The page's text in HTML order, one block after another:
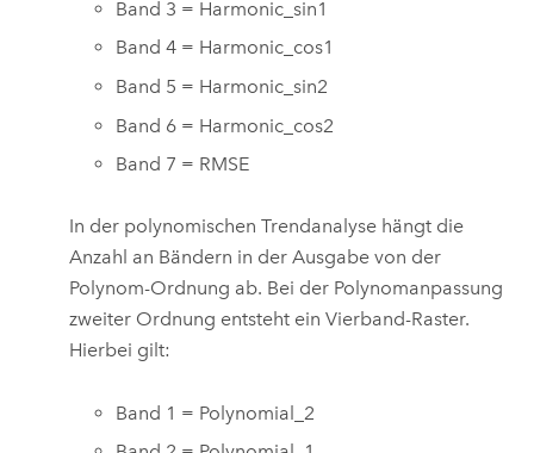
Band 3 = Harmonic_sin1
Band 4 = Harmonic_cos1
Band 5 = Harmonic_sin2
Band 6 = Harmonic_cos2
Band 7 = RMSE
In der polynomischen Trendanalyse hängt die
Anzahl an Bändern in der Ausgabe von der
Polynom-Ordnung ab. Bei der Polynomanpassung
zweiter Ordnung entsteht ein Vierband-Raster.
Hierbei gilt:
Band 1 = Polynomial_2